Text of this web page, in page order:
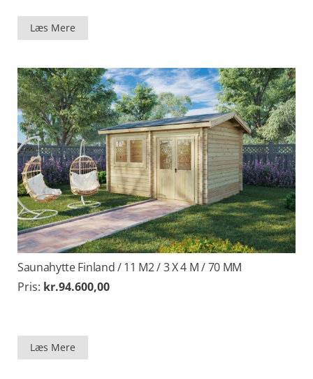
Læs Mere
Saunahytte Finland / 11 M2 / 3 X 4 M / 70 MM
Pris: kr.94.600,00
Læs Mere